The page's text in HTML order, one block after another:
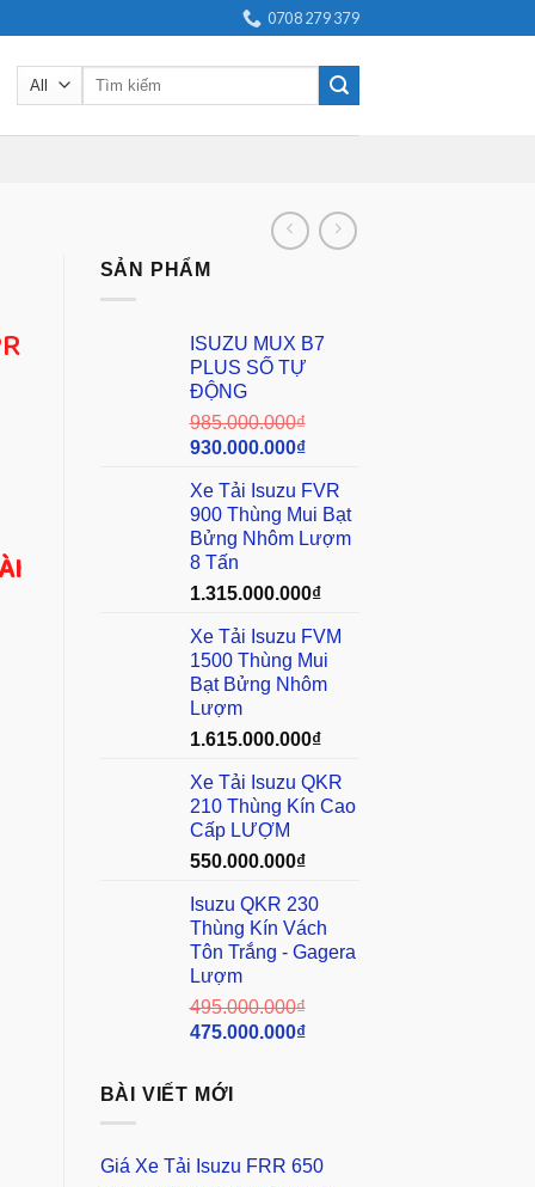
0708 279 379
Search
SẢN PHẨM
ISUZU MUX B7
PLUS SỐ TỰ
ĐỘNG
985.000.000₫
930.000.000₫
Xe Tải Isuzu FVR
900 Thùng Mui Bạt
Bửng Nhôm Lượm
8 Tấn
1.315.000.000₫
Xe Tải Isuzu FVM
1500 Thùng Mui
Bạt Bửng Nhôm
Lượm
1.615.000.000₫
Xe Tải Isuzu QKR
210 Thùng Kín Cao
Cấp LƯỢM
550.000.000₫
Isuzu QKR 230
Thùng Kín Vách
Tôn Trắng - Gagera
Lượm
495.000.000₫
475.000.000₫
BÀI VIẾT MỚI
Giá Xe Tải Isuzu FRR 650